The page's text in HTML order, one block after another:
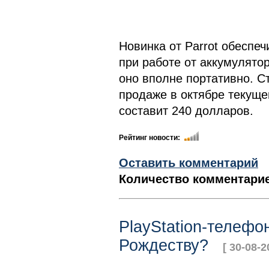
Новинка от Parrot
при работе от
оно вполне портативно.
продаже в октябре
составит 240 долларов.
Рейтинг новости:
Оставить комментарий
Количество
PlayStation-
Рождеству?
[ 30-08-